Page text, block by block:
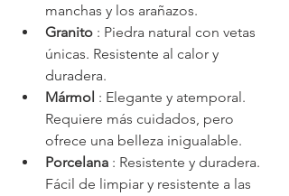
manchas y los arañazos.
Granito : Piedra natural con vetas
únicas. Resistente al calor y
duradera.
Mármol : Elegante y atemporal.
Requiere más cuidados, pero
ofrece una belleza inigualable.
Porcelana : Resistente y duradera.
Fácil de limpiar y resistente a las